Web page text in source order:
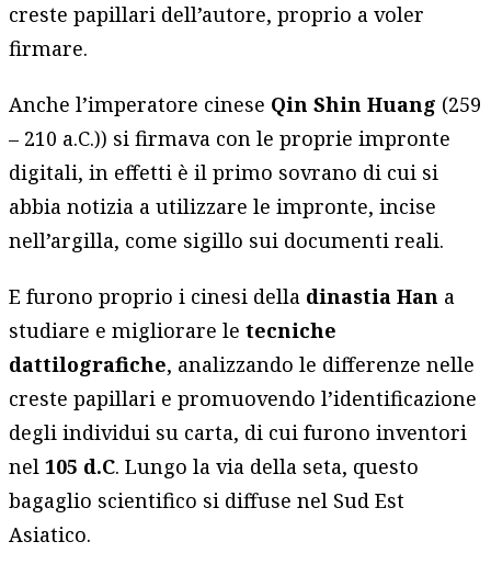
creste papillari dell’autore, proprio a voler
firmare.
Anche l’imperatore cinese Qin Shin Huang (259
– 210 a.C.)) si firmava con le proprie impronte
digitali, in effetti è il primo sovrano di cui si
abbia notizia a utilizzare le impronte, incise
nell’argilla, come sigillo sui documenti reali.
E furono proprio i cinesi della dinastia Han a
studiare e migliorare letecniche
dattilografiche, analizzando le differenze nelle
creste papillari e promuovendo l’identificazione
degli individui su carta, di cui furono inventori
nel105 d.C. Lungo la via della seta, questo
bagaglio scientifico si diffuse nel Sud Est
Asiatico.